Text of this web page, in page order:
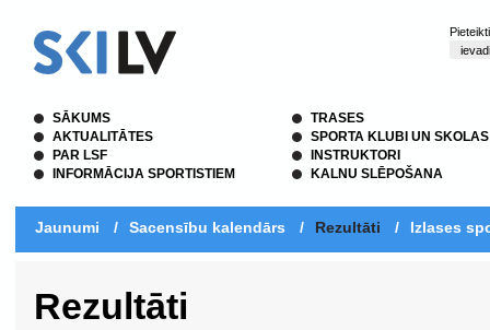
SĀKUMS
AKTUALITĀTES
PAR LSF
INFORMĀCIJA SPORTISTIEM
TRASES
SPORTA KLUBI UN SKOLAS
INSTRUKTORI
KALNU SLĒPOŠANA
Jaunumi / Sacensību kalendārs / Rezultāti / Izlases
Rezultāti